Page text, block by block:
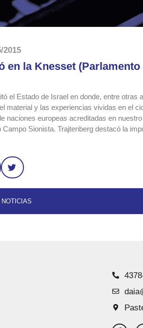
2015
en la Knesset
el Estado de Israel en donde, entre otras
material y las experiencias vividas en el
naciones europeas acreditadas en
Sionista. Trajtenberg destacó la